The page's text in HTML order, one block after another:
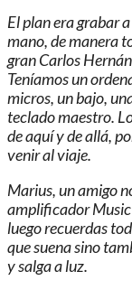
El plan era grabar
mano, de manera
gran Carlos
Teníamos un
micros, un bajo,
teclado maestro.
de aquí y de allá,
venir al viaje.
Marius, un amigo
amplificador Music
luego recuerdas
que suena sino
y salga a luz.